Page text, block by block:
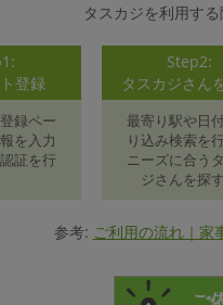
タスカジを利用す
登録
録ペー
を入力
証を行
Step2:
タスカジさん
最寄り駅や日
り込み検索を行
ニーズに合う
ジさんを探す
参考: ご利用の流れ｜家